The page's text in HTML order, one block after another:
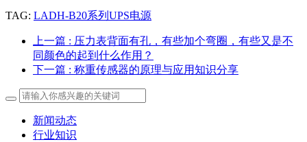
TAG: LADH-B20系列UPS电源
上一篇 : 压力表背面有孔，有些加个弯圈，有些又是不
同颜色的起到什么作用？
下一篇 : 称重传感器的原理与应用知识分享
新闻动态
行业知识